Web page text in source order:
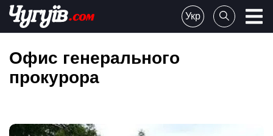
Skip
content
Chuguiv
Укр
Офис генерального
прокурора